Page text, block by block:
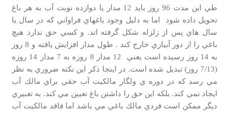
طي اين مدت 96 روز بايد 12 مدار يا دوازده نوبت آب به هر باغ
تحويل داده شود اما به دليل وجود باغهاي فراواني كه در سال يا
سال هاي پس از زلزله شكل گرفته اند. و كسي حق ندارد هيچ
باغي را از دور آبياري خارج كند . طول مدار افزايش يافته و 8 روز
به 14 روز رسيده است يعني 12 مدار 8 روزه به 7 مدار 14 روزه
(7/13 روز) تبديل شده است. در اينجا ذكر اين نكته ضروري به نظر
مي رسد كه در دوره ي ولگار مالكيت آب حقي براي مالك آب
ايجاد نمي كند. بلكه اين حق را داشتن باغ تعيين مي كند. به تعبيري
ديگر ممكن است فردي مالك باغي مي باشد اما فاقد مالكيت آب